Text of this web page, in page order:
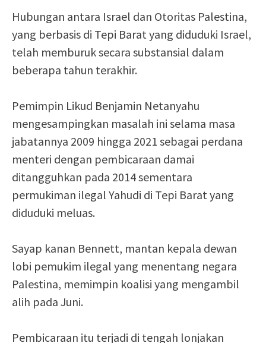
Hubungan antara Israel dan Otoritas Palestina,
yang berbasis di Tepi Barat yang diduduki Israel,
telah memburuk secara substansial dalam
beberapa tahun terakhir.
Pemimpin Likud Benjamin Netanyahu
mengesampingkan masalah ini selama masa
jabatannya 2009 hingga 2021 sebagai perdana
menteri dengan pembicaraan damai
ditangguhkan pada 2014 sementara
permukiman ilegal Yahudi di Tepi Barat yang
diduduki meluas.
Sayap kanan Bennett, mantan kepala dewan
lobi pemukim ilegal yang menentang negara
Palestina, memimpin koalisi yang mengambil
alih pada Juni.
Pembicaraan itu terjadi di tengah lonjakan